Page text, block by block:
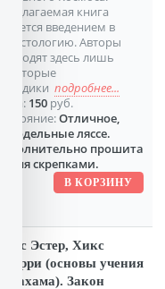
Предлагаемая книга
является введением в
Селестологию. Авторы
приводят здесь лишь
некоторые
методики подробнее...
Цена: 150руб.
Состояние:Отличное,
самодельные ляссе.
Дополнительно прошита
двумя скрепками.
Хикс Эстер, Хикс
Джерри (основы учения
Абрахама). Закон